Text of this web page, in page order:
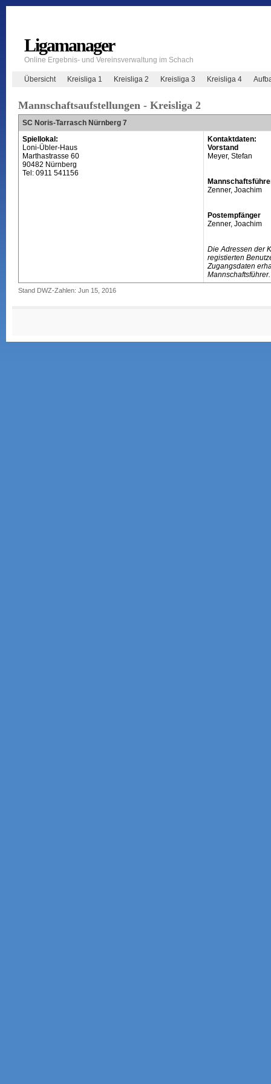
Ligamanager
Online Ergebnis- und Vereinsverwaltung im Schach
Übersicht Kreisliga 1 Kreisliga 2 Kreisliga 3 Kreisliga 4
Mannschaftsaufstellungen - Kreisliga 2
SC Noris-Tarrasch Nürnberg 7
Spiellokal:
Loni-Übler-Haus
Marthastrasse 60
90482 Nürnberg
Tel: 0911 541156
Kontaktdaten:
Vorstand
Meyer, Stefan
Zenner, Joachim
Postempfänger
Zenner, Joachim
Die Adressen der
registierten
Zugangsdaten
Mannschaftsführer.
Stand DWZ-Zahlen: Jun 15, 2016